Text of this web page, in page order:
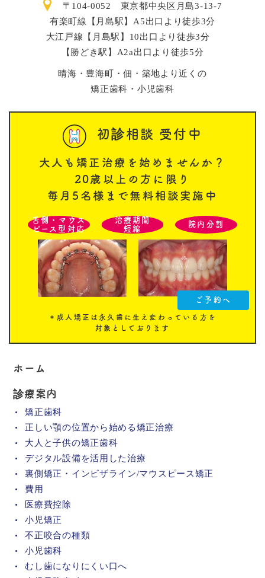
〒104-0052 東京都中央区月島3-13-7
有楽町線【月島駅】A5出口より徒歩3分
大江戸線【月島駅】10出口より徒歩3分
【勝どき駅】A2a出口より徒歩5分
晴海・豊海町・佃・築地より近くの
矯正歯科・小児歯科
初診相談 受付中
大人も矯正治療を始めませんか？
20歳以上の方に限り
毎月5名様まで無料相談実施中
舌側・マウス
ピース型対応
治療期間
短縮
院内分割
ご予約へ
＊成人矯正は永久歯に生え変わっている方を
対象としております
ホーム
診療案内
矯正歯科
正しい顎の位置から始める矯正治療
大人と子供の矯正歯科
デジタル設備を活用した治療
裏側矯正・インビザライン/マウスピース矯正
費用
医療費控除
小児矯正
不正咬合の種類
小児歯科
むし歯になりにくい口へ